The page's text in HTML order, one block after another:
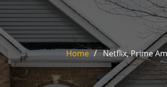
Home Netflix, Prime